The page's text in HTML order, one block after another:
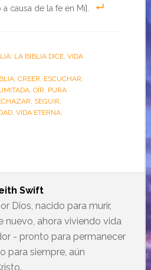
causa de la fe en Mí].
LA BIBLIA DICE, VIDA
, CREER, ESCUCHAR,
, OÍR, PURA
, SEGUIR,
, VIDA ETERNA,
Swift
Dios, nacido para murir,
nuevo, ahora viviendo vida
- pronto para permanecer
para siempre, aún